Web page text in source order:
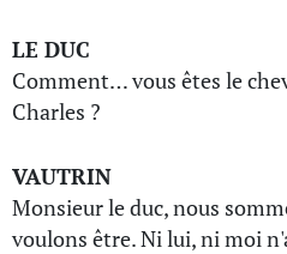
LE DUC
Comment… vous êtes le
Charles ?
VAUTRIN
Monsieur le duc, nous
voulons être. Ni lui, ni moi